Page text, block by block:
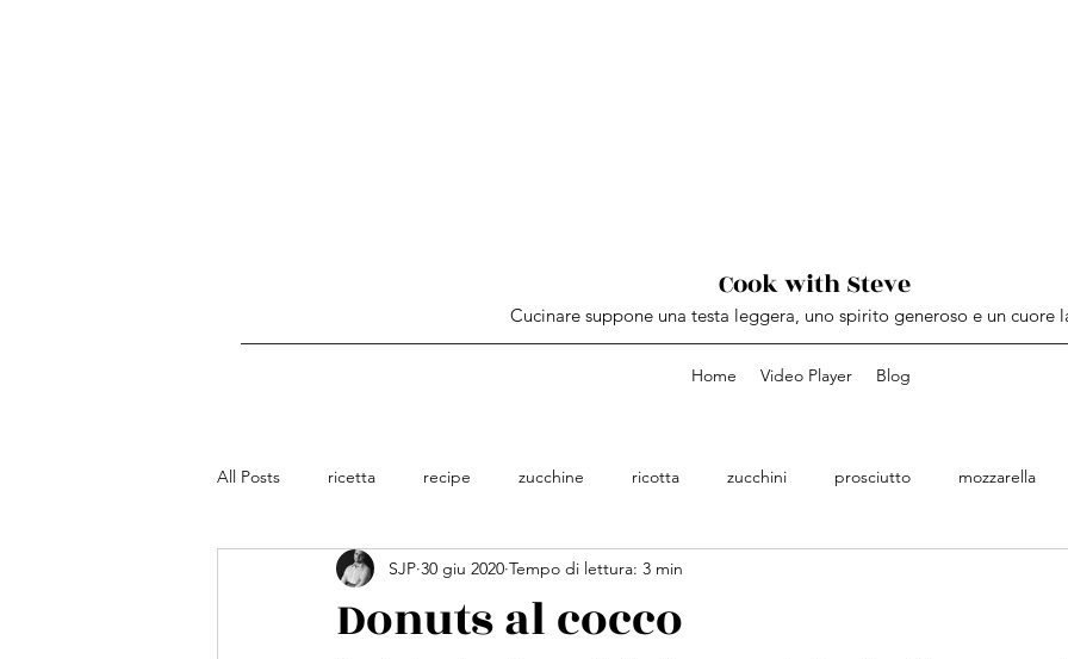
Cucinare suppone una testa leggera, uno spirito generoso e un cuore
Cook with Steve
Home Video Player Blog
All Posts ricetta recipe zucchine ricotta zucchini prosciutto mozzarella
sweet potatoes avocado salmone pasta
Donuts al cocco
SJP 30 giu 2020 Tempo di lettura: 3 min